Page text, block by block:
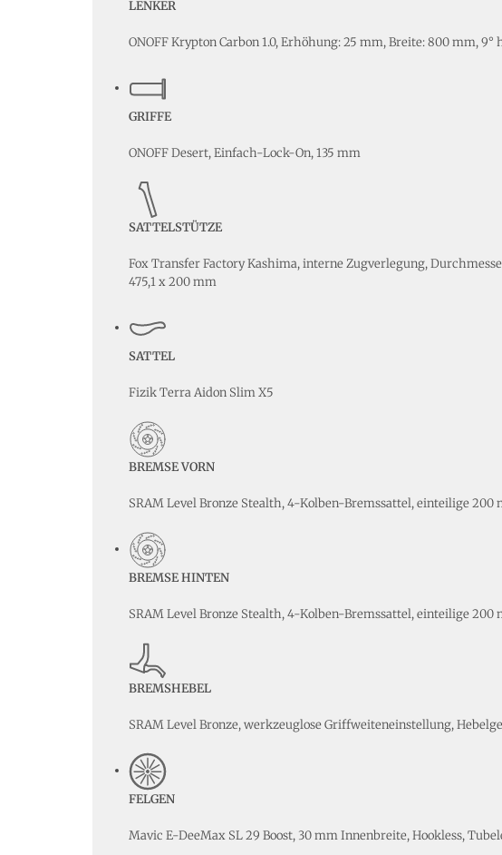
LENKER
ONOFF Krypton Carbon 1.0, Erhöhung: 25 mm, Breite: 800 mm,
GRIFFE
ONOFF Desert, Einfach-Lock-On, 135 mm
SATTELSTÜTZE
Fox Transfer Factory Kashima, interne Zugverlegung,
475,1 x 200 mm
SATTEL
Fizik Terra Aidon Slim X5
BREMSE VORN
SRAM Level Bronze Stealth, 4-Kolben-Bremssattel, einteilige
BREMSE HINTEN
SRAM Level Bronze Stealth, 4-Kolben-Bremssattel, einteilige
BREMSHEBEL
SRAM Level Bronze, werkzeuglose Griffweiteneinstellung,
FELGEN
Mavic E-DeeMax SL 29 Boost, 30 mm Innenbreite, Hookless,